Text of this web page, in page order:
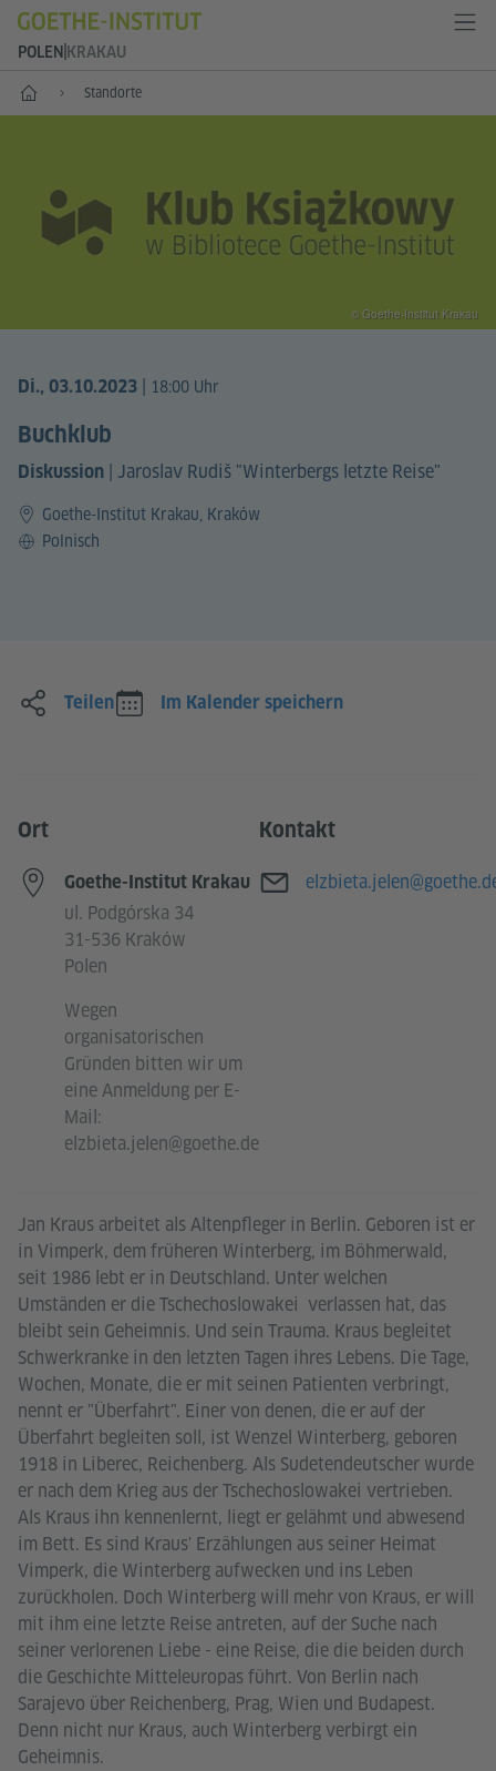
POLEN KRAKAU
Start Standorte
Di., 03.10.2023 18:00 Uhr
Buchklub
Diskussion | Jaroslav Rudiš "Winterbergs letzte Reise"
Goethe-Institut Krakau, Kraków
SprachePolnisch
© Goethe-Institut Krakau
Jan Kraus arbeitet als Altenpfleger in Berlin. Geboren ist er
in Vimperk, dem früheren Winterberg, im Böhmerwald,
seit 1986 lebt er in Deutschland. Unter welchen
Umständen er die Tschechoslowakei verlassen hat, das
bleibt sein Geheimnis. Und sein Trauma. Kraus begleitet
Schwerkranke in den letzten Tagen ihres Lebens. Die Tage,
Wochen, Monate, die er mit seinen Patienten verbringt,
nennt er "Überfahrt". Einer von denen, die er auf der
Überfahrt begleiten soll, ist Wenzel Winterberg, geboren
1918 in Liberec, Reichenberg. Als Sudetendeutscher wurde
er nach dem Krieg aus der Tschechoslowakei vertrieben.
Als Kraus ihn kennenlernt, liegt er gelähmt und abwesend
im Bett. Es sind Kraus' Erzählungen aus seiner Heimat
Vimperk, die Winterberg aufwecken und ins Leben
zurückholen. Doch Winterberg will mehr von Kraus, er will
mit ihm eine letzte Reise antreten, auf der Suche nach
seiner verlorenen Liebe - eine Reise, die die beiden durch
die Geschichte Mitteleuropas führt. Von Berlin nach
Sarajevo über Reichenberg, Prag, Wien und Budapest.
Denn nicht nur Kraus, auch Winterberg verbirgt ein
Geheimnis.
Teilen Im Kalender speichern
Ort
Goethe-Institut Krakau
ul. Podgórska 34
31-536 Kraków
Polen
Wegen
organisatorischen
Gründen bitten wir um
eine Anmeldung per E-
Mail:
elzbieta.jelen@goethe.de
Kontakt
E-Mail